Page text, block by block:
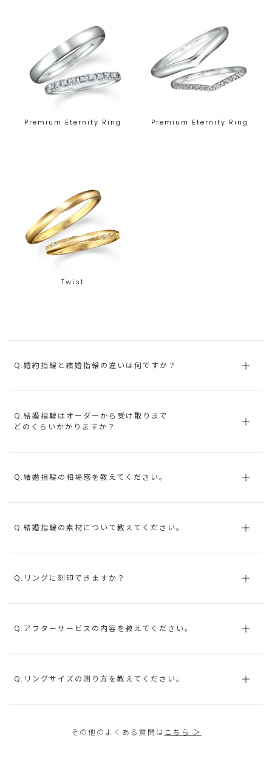
Premium Eternity Ring Premium Eternity Ring
Twist
Q.婚約指輪と結婚指輪の違いは何ですか？
Q.結婚指輪はオーダーから受け取りまで
どのくらいかかりますか？
Q.結婚指輪の相場感を教えてください。
Q.結婚指輪の素材について教えてください。
Q.リングに刻印できますか？
Q.アフターサービスの内容を教えてください。
Q.リングサイズの測り方を教えてください。
その他のよくある質問は こちら ＞